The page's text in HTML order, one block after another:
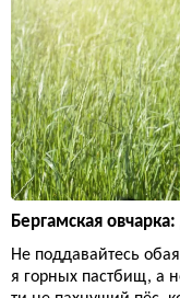
Бергамская
Не поддавайтесь
я горных пастбищ, а